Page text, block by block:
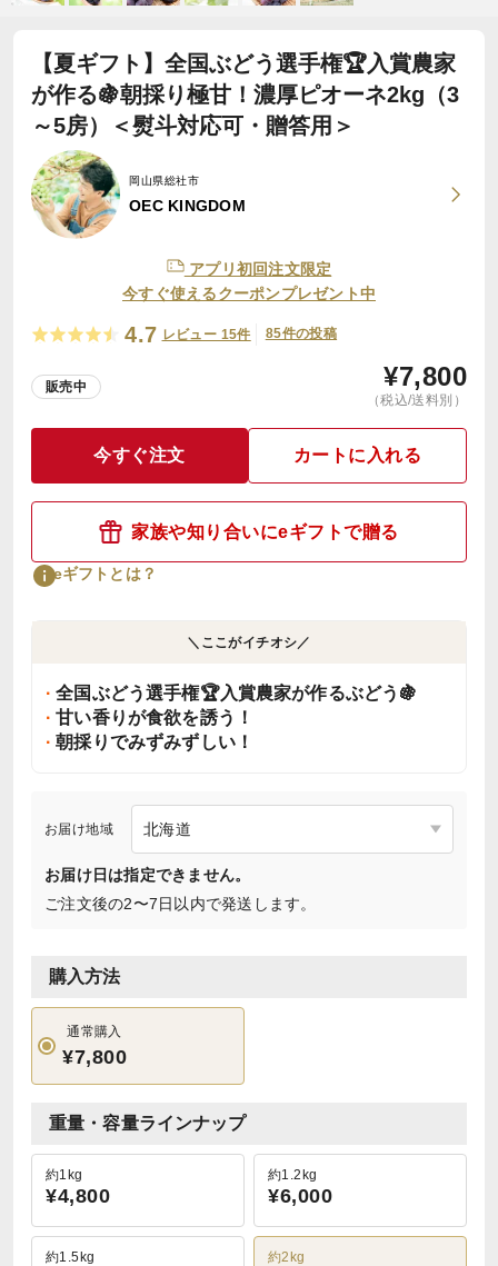
【夏ギフト】全国ぶどう選手権🏆入賞農家
が作る🍇朝採り極甘！濃厚ピオーネ2kg（3
～5房）＜熨斗対応可・贈答用＞
岡山県総社市
OEC KINGDOM
アプリ初回注文限定
今すぐ使えるクーポンプレゼント中
4.7 レビュー 15件 85件の投稿
販売中 ¥7,800
（税込/送料別）
今すぐ注文 カートに入れる
家族や知り合いにeギフトで贈る
eギフトとは？
＼ここがイチオシ／
全国ぶどう選手権🏆入賞農家が作るぶどう🍇
甘い香りが食欲を誘う！
朝採りでみずみずしい！
お届け地域
お届け日は指定できません。
ご注文後の2〜7日以内で発送します。
購入方法
通常購入
¥7,800
重量・容量ラインナップ
約1kg
¥4,800
約1.2kg
¥6,000
約1.5kg 約2kg